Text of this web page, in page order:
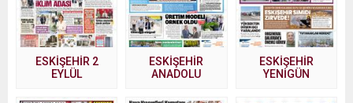
ESKİŞEHİR 2
EYLÜL
ESKİŞEHİR
ANADOLU
ESKİŞEHİR
YENİGÜN